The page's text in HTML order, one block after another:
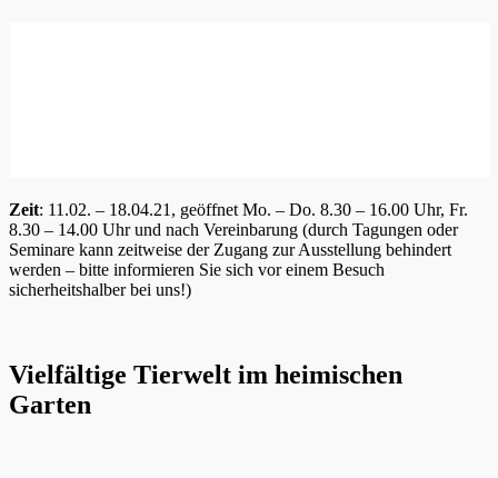
Zeit: 11.02. – 18.04.21, geöffnet Mo. – Do. 8.30 – 16.00 Uhr, Fr.
8.30 – 14.00 Uhr und nach Vereinbarung (durch Tagungen oder
Seminare kann zeitweise der Zugang zur Ausstellung behindert
werden – bitte informieren Sie sich vor einem Besuch
sicherheitshalber bei uns!)
Vielfältige Tierwelt im heimischen
Garten